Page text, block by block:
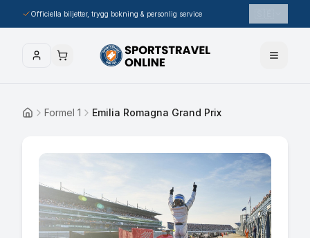
Officiella biljetter, trygg bokning & personlig service
Hem Formel 1 Emilia Romagna Grand Prix